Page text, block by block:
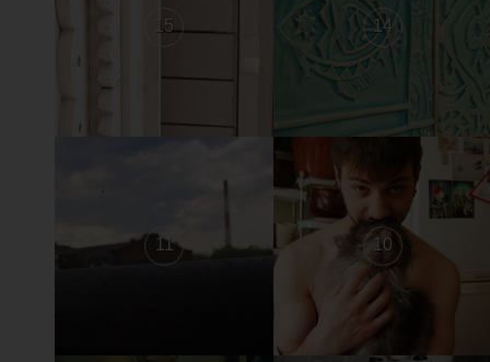
15 14
11 10